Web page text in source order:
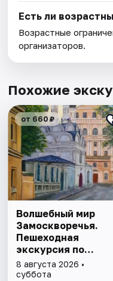
Есть ли
Возрастные
организаторов.
Похожие
от 660 ₽
Волшебный мир
Замоскворечья.
Пешеходная
экскурсия по
Москве
8 августа 2026 •
суббота